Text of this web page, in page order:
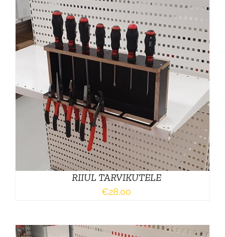
RIIUL TARVIKUTELE
€28.00